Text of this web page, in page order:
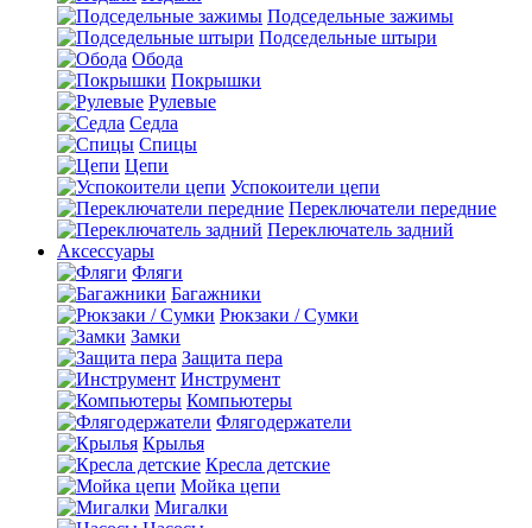
Подседельные зажимы
Подседельные штыри
Обода
Покрышки
Рулевые
Седла
Спицы
Цепи
Успокоители цепи
Переключатели передние
Переключатель задний
Аксессуары
Фляги
Багажники
Рюкзаки / Сумки
Замки
Защита пера
Инструмент
Компьютеры
Флягодержатели
Крылья
Кресла детские
Мойка цепи
Мигалки